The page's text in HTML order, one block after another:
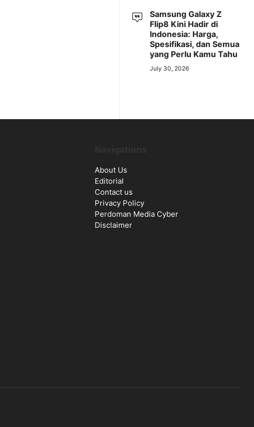
Samsung Galaxy Z
Flip8 Kini Hadir di
Indonesia: Harga,
Spesifikasi, dan Semua
yang Perlu Kamu Tahu
July 30, 2026
About Us
Editorial
Contact us
Privacy Policy
Perdoman Media Cyber
Disclaimer